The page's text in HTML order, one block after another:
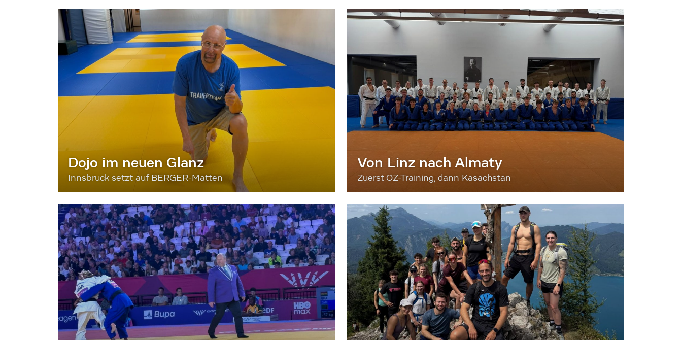
Dojo im neuen Glanz
Innsbruck setzt auf BERGER-Matten
Von Linz nach Almaty
Zuerst OZ-Training, dann Kasachstan